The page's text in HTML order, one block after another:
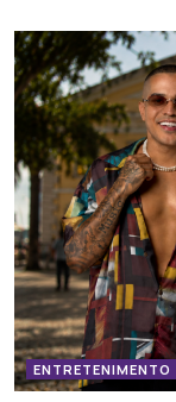
ENTRETENIMENTO